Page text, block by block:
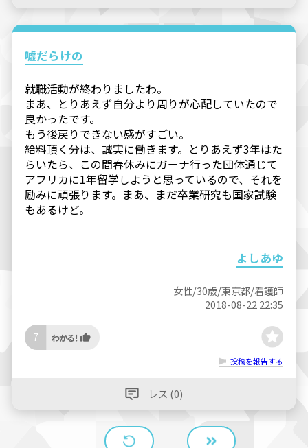
嘘だらけの
就職活動が終わりましたわ。
まあ、とりあえず自分より周りが心配していたので
良かったです。
もう後戻りできない感がすごい。
給料頂く分は、誠実に働きます。とりあえず3年はた
らいたら、この間春休みにガーナ行った団体通じて
アフリカに1年留学しようと思っているので、それを
励みに頑張ります。まあ、まだ卒業研究も国家試験
もあるけど。
よしあゆ
女性/30歳/東京都/看護師
2018-08-22 22:35
7
投稿を報告する
レス (0)